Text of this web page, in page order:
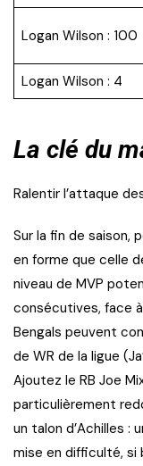
Logan Wilson : 100
Logan Wilson : 4
La clé du
Ralentir l’attaque
Sur la fin de saison,
en forme que celle
niveau de MVP
consécutives, face
Bengals peuvent
de WR de la ligue
Ajoutez le RB Joe
particulièrement
un talon d’Achilles :
mise en difficulté, si